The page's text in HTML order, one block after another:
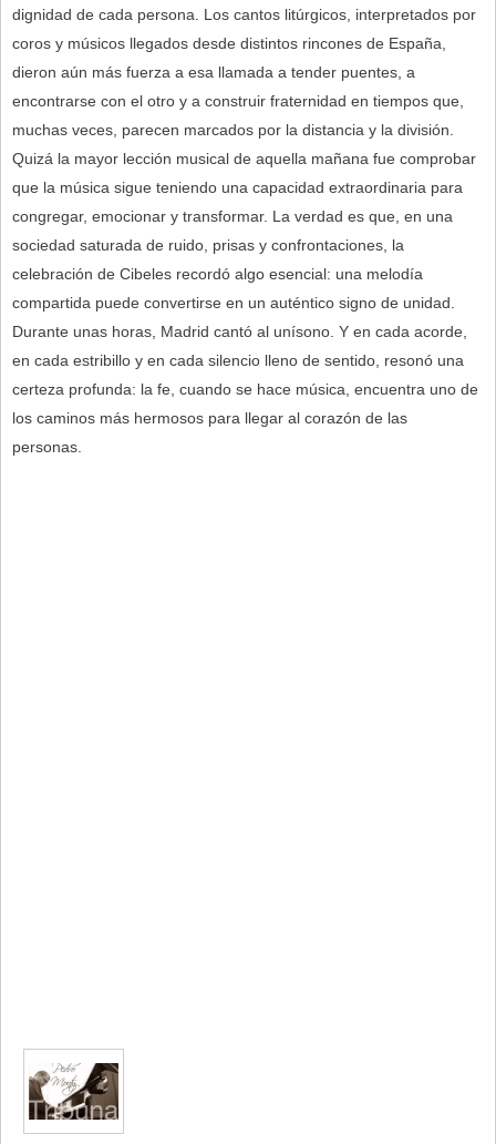
dignidad de cada persona. Los cantos litúrgicos, interpretados por
coros y músicos llegados desde distintos rincones de España,
dieron aún más fuerza a esa llamada a tender puentes, a
encontrarse con el otro y a construir fraternidad en tiempos que,
muchas veces, parecen marcados por la distancia y la división.
Quizá la mayor lección musical de aquella mañana fue comprobar
que la música sigue teniendo una capacidad extraordinaria para
congregar, emocionar y transformar. La verdad es que, en una
sociedad saturada de ruido, prisas y confrontaciones, la
celebración de Cibeles recordó algo esencial: una melodía
compartida puede convertirse en un auténtico signo de unidad.
Durante unas horas, Madrid cantó al unísono. Y en cada acorde,
en cada estribillo y en cada silencio lleno de sentido, resonó una
certeza profunda: la fe, cuando se hace música, encuentra uno de
los caminos más hermosos para llegar al corazón de las
personas.